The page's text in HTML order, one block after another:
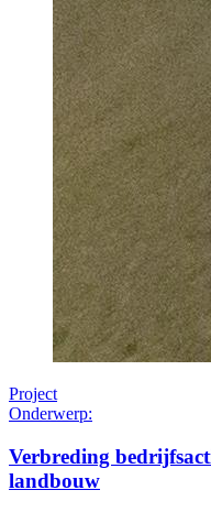
Project
Onderwerp:
Verbreding
landbouw